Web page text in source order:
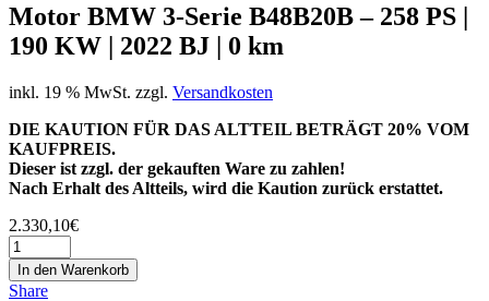
Motor BMW 3-Serie B48B20B – 258 PS |
190 KW | 2022 BJ | 0 km
inkl. 19 % MwSt. zzgl. Versandkosten
DIE KAUTION FÜR DAS ALTTEIL BETRÄGT 20% VOM
KAUFPREIS.
Dieser ist zzgl. der gekauften Ware zu zahlen!
Nach Erhalt des Altteils, wird die Kaution zurück erstattet.
2.330,10€
In den Warenkorb
Share